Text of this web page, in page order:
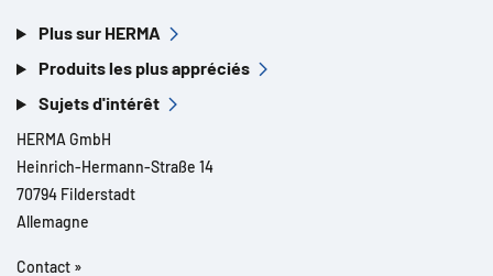
Plus sur HERMA
Produits les plus appréciés
Sujets d'intérêt
HERMA GmbH
Heinrich-Hermann-Straße 14
70794 Filderstadt
Allemagne
Contact »